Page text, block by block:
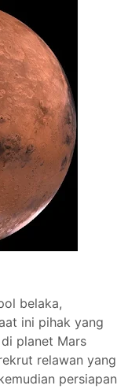
belaka,
ini pihak yang
planet Mars
relawan yang
persiapan